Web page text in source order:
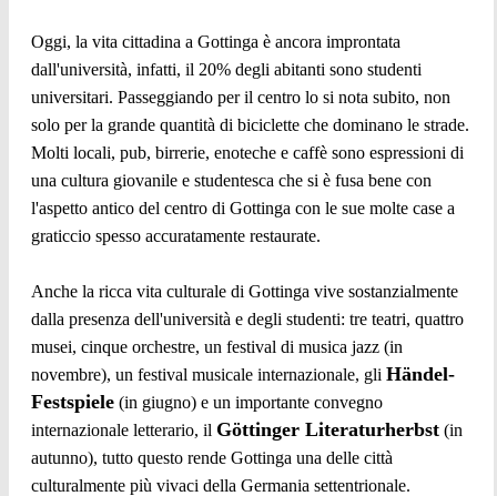
Oggi, la vita cittadina a Gottinga è ancora improntata
dall'università, infatti, il 20% degli abitanti sono studenti
universitari. Passeggiando per il centro lo si nota subito, non
solo per la grande quantità di biciclette che dominano le strade.
Molti locali, pub, birrerie, enoteche e caffè sono espressioni di
una cultura giovanile e studentesca che si è fusa bene con
l'aspetto antico del centro di Gottinga con le sue molte case a
graticcio spesso accuratamente restaurate.
Anche la ricca vita culturale di Gottinga vive sostanzialmente
dalla presenza dell'università e degli studenti: tre teatri, quattro
musei, cinque orchestre, un festival di musica jazz (in
novembre), un festival musicale internazionale, gli Händel-
Festspiele (in giugno) e un importante convegno
internazionale letterario, il Göttinger Literaturherbst (in
autunno), tutto questo rende Gottinga una delle città
culturalmente più vivaci della Germania settentrionale.